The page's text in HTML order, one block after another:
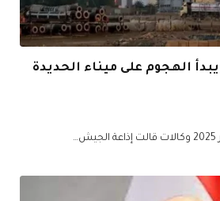
الهجوم على ميناء الحديدة